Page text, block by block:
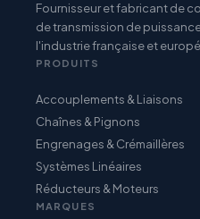
Fournisseur et fabricant de
de transmission de
l'industrie française et
PRODUITS
Accouplements & Liaisons
Chaînes & Pignons
Engrenages & Crémaillères
Systèmes Linéaires
Réducteurs & Moteurs
MARQUES